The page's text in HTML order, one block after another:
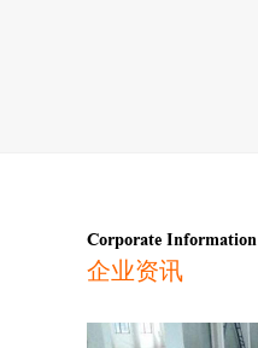
Corporate Information
企业资讯